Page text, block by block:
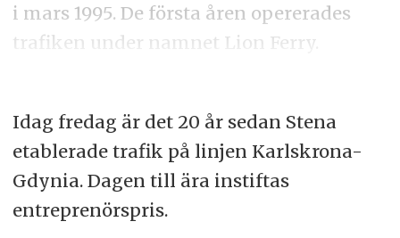
i mars 1995. De första åren opererades
trafiken under namnet Lion Ferry.
Idag fredag är det 20 år sedan Stena
etablerade trafik på linjen Karlskrona-
Gdynia. Dagen till ära instiftas
entreprenörspris.